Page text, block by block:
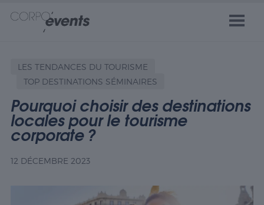
LES TENDANCES DU TOURISME
TOP DESTINATIONS SÉMINAIRES
Pourquoi choisir des destinations
locales pour le tourisme
corporate ?
12 DÉCEMBRE 2023